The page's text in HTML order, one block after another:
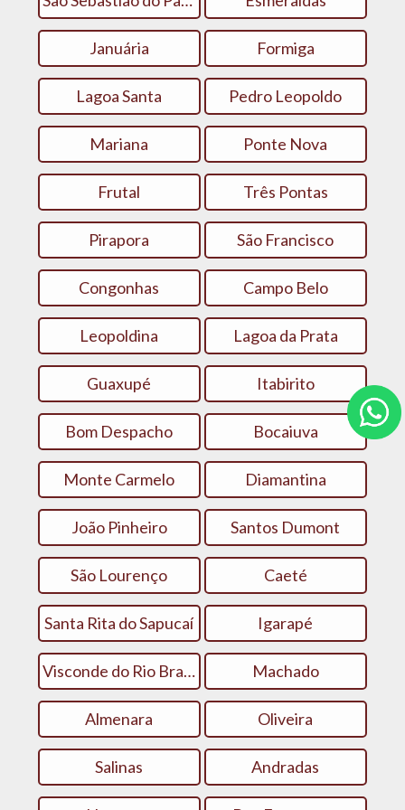
Januária Formiga
Lagoa Santa Pedro Leopoldo
Mariana Ponte Nova
Frutal Três Pontas
Pirapora São Francisco
Congonhas Campo Belo
Leopoldina Lagoa da Prata
Guaxupé Itabirito
Bom Despacho Bocaiuva
Monte Carmelo Diamantina‎
João Pinheiro Santos Dumont
São Lourenço Caeté
Santa Rita do Sapucaí Igarapé
Visconde do Rio Branco Machado
Almenara Oliveira
Salinas Andradas